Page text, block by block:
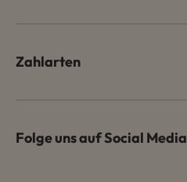
Zahlarten
Folge uns auf Social Media